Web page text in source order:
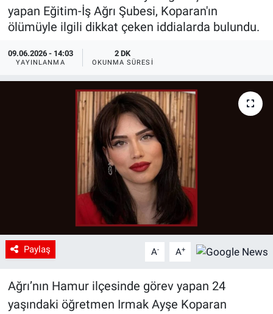
yapan Eğitim-İş Ağrı Şubesi, Koparan'ın
ölümüyle ilgili dikkat çeken iddialarda bulundu.
09.06.2026 - 14:03
YAYINLANMA
2 DK
OKUNMA SÜRESI
Paylaş A- A+
Ağrı’nın Hamur ilçesinde görev yapan 24
yaşındaki öğretmen Irmak Ayşe Koparan